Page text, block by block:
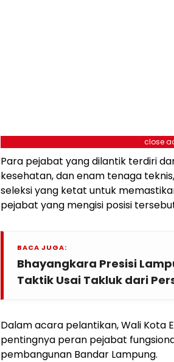
close
Para pejabat yang dilantik terdiri
kesehatan, dan enam tenaga
seleksi yang ketat untuk
pejabat yang mengisi posisi
BACA JUGA:
Bhayangkara Presisi
Taktik Usai Takluk dari
Dalam acara pelantikan, Wali Kota
pentingnya peran pejabat
pembangunan Bandar Lampung.